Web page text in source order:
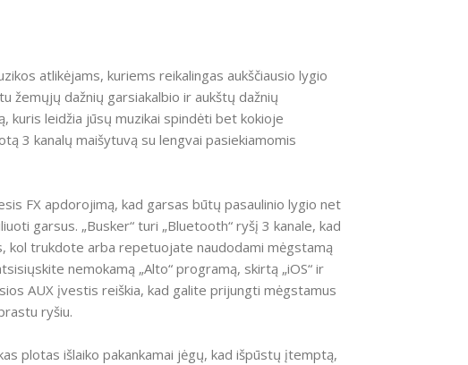
atlikėjams, kuriems reikalingas aukščiausio lygio
žemųjų dažnių garsiakalbio ir aukštų dažnių
kuris leidžia jūsų muzikai spindėti bet kokioje
3 kanalų maišytuvą su lengvai pasiekiamomis
FX apdorojimą, kad garsas būtų pasaulinio lygio net
garsus. „Busker“ turi „Bluetooth“ ryšį 3 kanale, kad
kol trukdote arba repetuojate naudodami mėgstamą
nemokamą „Alto“ programą, skirtą „iOS“ ir
AUX įvestis reiškia, kad galite prijungti mėgstamus
ryšiu.
plotas išlaiko pakankamai jėgų, kad išpūstų įtemptą,